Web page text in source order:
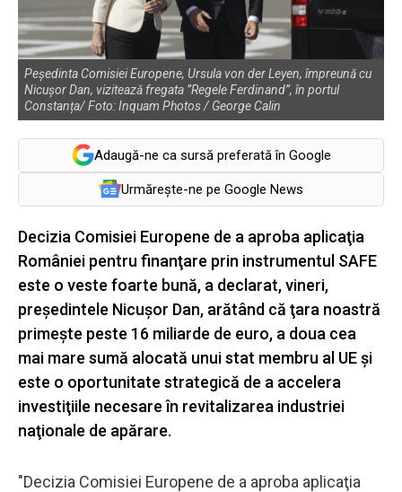
Peședinta Comisiei Europene, Ursula von der Leyen, împreună cu
Nicușor Dan, vizitează fregata ”Regele Ferdinand”, în portul
Constanța/ Foto: Inquam Photos / George Calin
Adaugă-ne ca sursă preferată în Google
Urmărește-ne pe Google News
Decizia Comisiei Europene de a aproba aplicaţia
României pentru finanţare prin instrumentul SAFE
este o veste foarte bună, a declarat, vineri,
preşedintele Nicuşor Dan, arătând că ţara noastră
primeşte peste 16 miliarde de euro, a doua cea
mai mare sumă alocată unui stat membru al UE şi
este o oportunitate strategică de a accelera
investiţiile necesare în revitalizarea industriei
naţionale de apărare.
"Decizia Comisiei Europene de a aproba aplicaţia